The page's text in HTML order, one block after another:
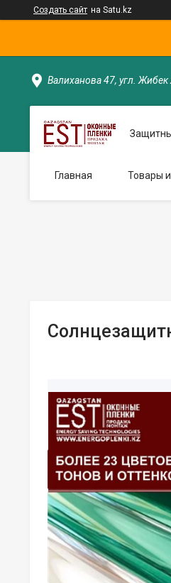
Создать сайт на Satu.kz
Валиханова 47, угл.
Главная Товары и